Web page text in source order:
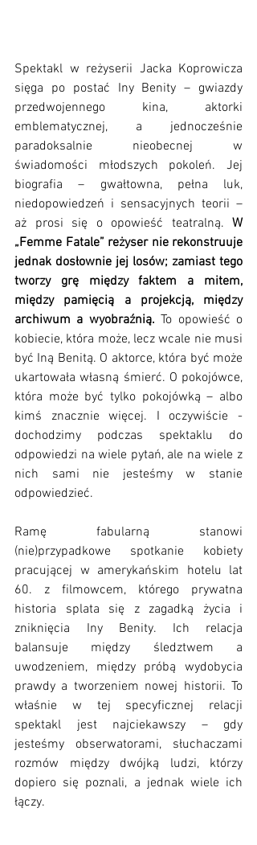
Spektakl w reżyserii Jacka Koprowicza
sięga po postać Iny Benity – gwiazdy
przedwojennego kina, aktorki
emblematycznej, a jednocześnie
paradoksalnie nieobecnej w
świadomości młodszych pokoleń. Jej
biografia – gwałtowna, pełna luk,
niedopowiedzeń i sensacyjnych teorii –
aż prosi się o opowieść teatralną. W
„Femme Fatale” reżyser nie rekonstruuje
jednak dosłownie jej losów; zamiast tego
tworzy grę między faktem a mitem,
między pamięcią a projekcją, między
archiwum a wyobraźnią. To opowieść o
kobiecie, która może, lecz wcale nie musi
być Iną Benitą. O aktorce, która być może
ukartowała własną śmierć. O pokojówce,
która może być tylko pokojówką – albo
kimś znacznie więcej. I oczywiście -
dochodzimy podczas spektaklu do
odpowiedzi na wiele pytań, ale na wiele z
nich sami nie jesteśmy w stanie
odpowiedzieć.
Ramę fabularną stanowi
(nie)przypadkowe spotkanie kobiety
pracującej w amerykańskim hotelu lat
60. z filmowcem, którego prywatna
historia splata się z zagadką życia i
zniknięcia Iny Benity. Ich relacja
balansuje między śledztwem a
uwodzeniem, między próbą wydobycia
prawdy a tworzeniem nowej historii. To
właśnie w tej specyficznej relacji
spektakl jest najciekawszy – gdy
jesteśmy obserwatorami, słuchaczami
rozmów między dwójką ludzi, którzy
dopiero się poznali, a jednak wiele ich
łączy.